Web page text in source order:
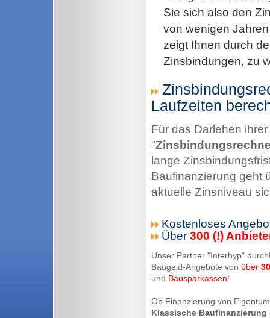
Laufzeiten
Für das Darlehen
"
lange
Baufinanzierung geht
aktuelle Zinsniveau
Kostenloses
Über 300 (!)
Unser Partner "Interhyp"
Baugeld-Angebote von über
und Bausparkassen!
Ob Finanzierung von
Klassische Baufinanzierung